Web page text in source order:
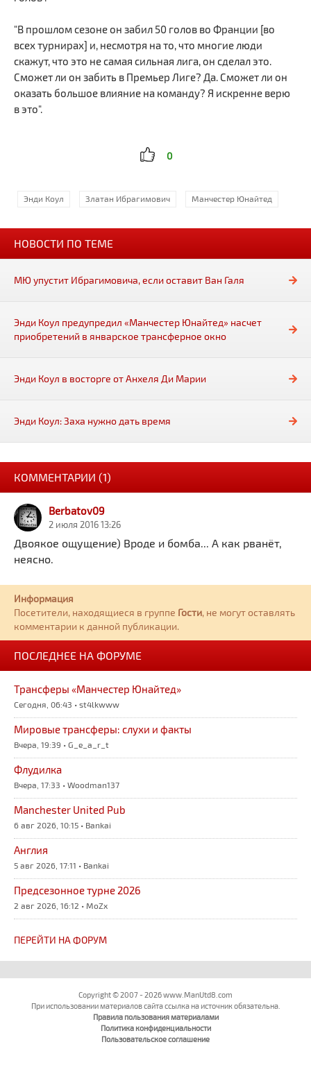
"В прошлом сезоне он забил 50 голов во Франции [во
всех турнирах] и, несмотря на то, что многие люди
скажут, что это не самая сильная лига, он сделал это.
Сможет ли он забить в Премьер Лиге? Да. Сможет ли он
оказать большое влияние на команду? Я искренне верю
в это".
0
Энди Коул Златан Ибрагимович Манчестер Юнайтед
НОВОСТИ ПО ТЕМЕ
МЮ упустит Ибрагимовича, если оставит Ван Галя
Энди Коул предупредил «Манчестер Юнайтед» насчет
приобретений в январское трансферное окно
Энди Коул в восторге от Анхеля Ди Марии
Энди Коул: Заха нужно дать время
КОММЕНТАРИИ (1)
Berbatov09
2 июля 2016 13:26
Двоякое ощущение) Вроде и бомба... А как рванёт,
неясно.
Информация
Посетители, находящиеся в группе Гости, не могут оставлять
комментарии к данной публикации.
ПОСЛЕДНЕЕ НА ФОРУМЕ
Трансферы «Манчестер Юнайтед»
Сегодня, 06:43 • st4lkwww
Мировые трансферы: слухи и факты
Вчера, 19:39 • G_e_a_r_t
Флудилка
Вчера, 17:33 • Woodman137
Manchester United Pub
6 авг 2026, 10:15 • Bankai
Англия
5 авг 2026, 17:11 • Bankai
Предсезонное турне 2026
2 авг 2026, 16:12 • MoZx
ПЕРЕЙТИ НА ФОРУМ
Copyright © 2007 - 2026 www.ManUtd8.com
При использовании материалов сайта ссылка на источник обязательна.
Правила пользования материалами
Политика конфиденциальности
Пользовательское соглашение